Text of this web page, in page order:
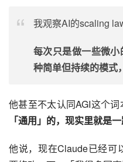
我观察AI的scaling
每次只是做一些微
种简单但持续的模式
他甚至不太认同AGI这个词
「通用」的，现实里就是
他说，现在Claude已经可